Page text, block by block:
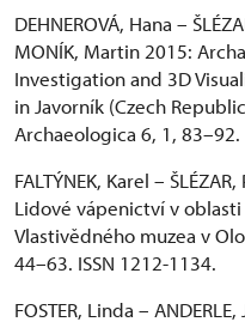
DEHNEROVÁ, Hana –
MONÍK, Martin 2015:
Investigation and 3D
in Javorník (Czech
Archaeologica 6, 1, 83–92.
FALTÝNEK, Karel –
Lidové vápenictví v
Vlastivědného muzea v
44–63. ISSN 1212-1134.
FOSTER, Linda –